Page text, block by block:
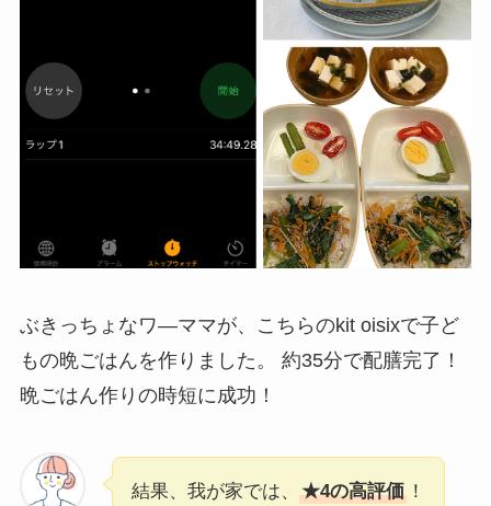
ぶきっちょなワ―ママが、こちらのkit oisixで子ど
もの晩ごはんを作りました。 約35分で配膳完了！
晩ごはん作りの時短に成功！
結果、我が家では、 ★4の高評価！